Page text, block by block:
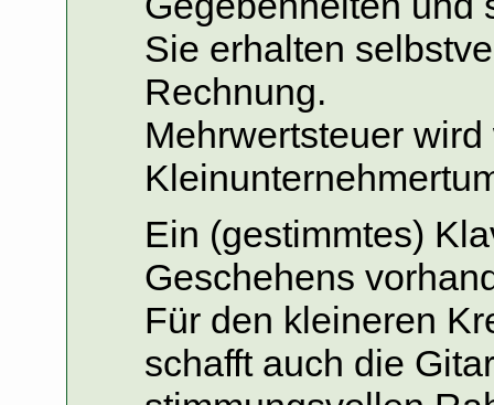
Sie erhalten
Rechnung.
Mehrwertsteuer
Ein (gestimmtes)
Geschehens
Für den kleineren
schafft auch die